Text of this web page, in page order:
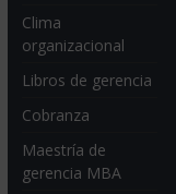
Clima
organizacional
Libros de gerencia
Cobranza
Maestría de
gerencia MBA